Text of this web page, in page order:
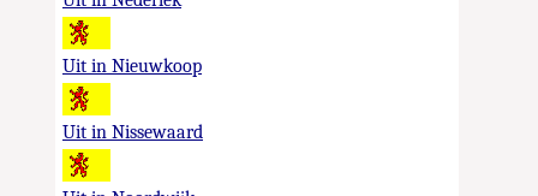
Uit in Nieuwkoop
Uit in Nissewaard